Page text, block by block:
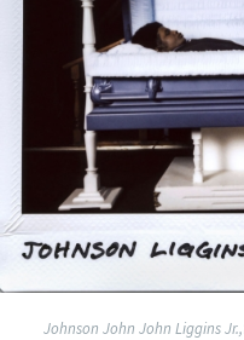
Johnson John John Liggins